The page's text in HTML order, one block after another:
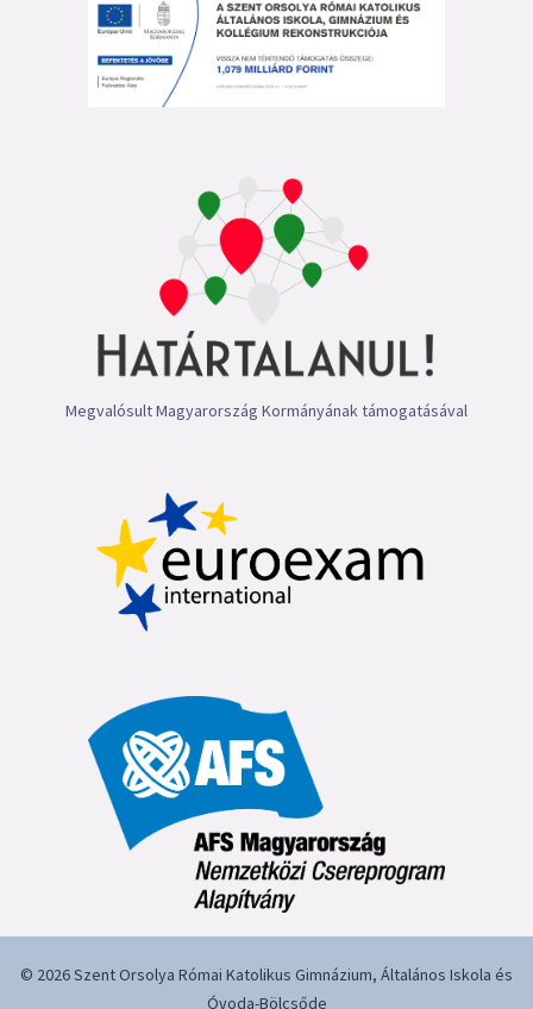
Megvalósult Magyarország Kormányának támogatásával
© 2026 Szent Orsolya Római Katolikus Gimnázium, Általános Iskola és
Óvoda-Bölcsőde